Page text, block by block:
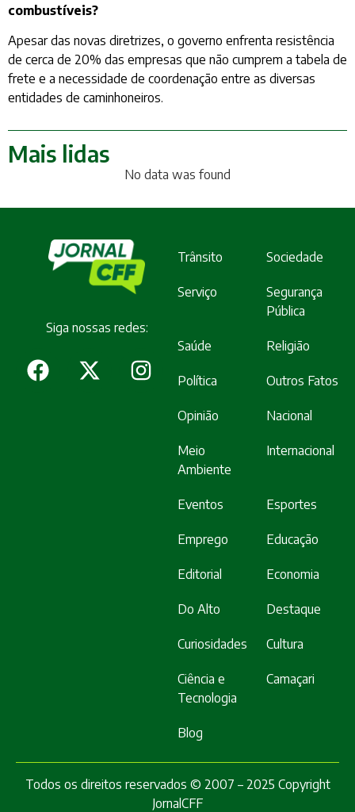
combustíveis?
Apesar das novas diretrizes, o governo enfrenta resistência
de cerca de 20% das empresas que não cumprem a tabela de
frete e a necessidade de coordenação entre as diversas
entidades de caminhoneiros.
Mais lidas
No data was found
Siga nossas redes:
Trânsito Sociedade
Serviço
Segurança
Pública
Saúde Religião
Política Outros Fatos
Opinião Nacional
Meio
Ambiente
Internacional
Eventos Esportes
Emprego Educação
Editorial Economia
Do Alto Destaque
Curiosidades Cultura
Ciência e
Tecnologia
Camaçari
Blog
Todos os direitos reservados © 2007 – 2025 Copyright
JornalCFF